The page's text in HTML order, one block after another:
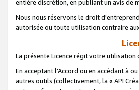
entière discrétion, en publiant un avis de
Nous nous réservons le droit
autorisée ou toute utilisation contraire
La présente Licence régit votre
En acceptant l'Accord ou en accédant à
autres outils (collectivement, la « API